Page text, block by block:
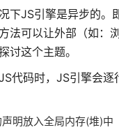
下JS引擎是异步的。
法可以让外部（如：
讨这个主题。
代码时，JS引擎会逐
明放入全局内存(堆)中